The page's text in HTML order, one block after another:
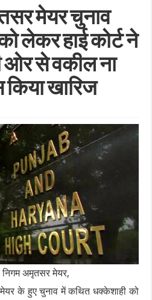
मेयर चुनाव
लेकर हाई कोर्ट ने
ओर से वकील ना
खारिज
निगम अमृतसर मेयर,
मेयर के हुए चुनाव में कथित धक्केशाही को